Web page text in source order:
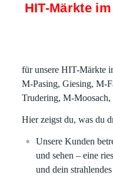
HIT-Märkte
für unsere HIT-Märkte
M-Pasing, Giesing, M-
Trudering, M-
Hier zeigst du, was du
Unsere Kunden
und sehen – eine
und dein